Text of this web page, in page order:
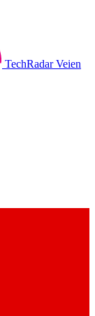
TechRadar Veien